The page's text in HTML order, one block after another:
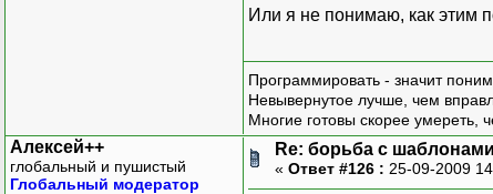
Или я не понимаю, как этим
Программировать - значит
Невывернутое лучше, чем
Многие готовы скорее умереть,
Алексей++
глобальный и пушистый
Глобальный модератор
Re: борьба с
« Ответ #126 : 25-09-2009